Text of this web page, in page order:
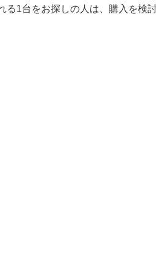
る1台をお探しの人は、購入を検